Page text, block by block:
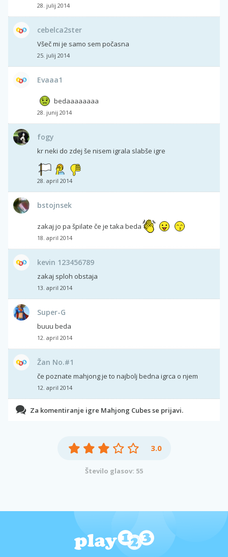
28. julij 2014
cebelca2ster
Všeč mi je samo sem počasna
25. julij 2014
Evaaa1
bedaaaaaaaa
28. junij 2014
fogy
kr neki do zdej še nisem igrala slabše igre
28. april 2014
bstojnsek
zakaj jo pa špilate če je taka beda
18. april 2014
kevin 123456789
zakaj sploh obstaja
13. april 2014
Super-G
buuu beda
12. april 2014
Žan No.#1
če poznate mahjong je to najbolj bedna igrca o njem
12. april 2014
Za komentiranje igre Mahjong Cubes se prijavi.
3.0
Število glasov: 55